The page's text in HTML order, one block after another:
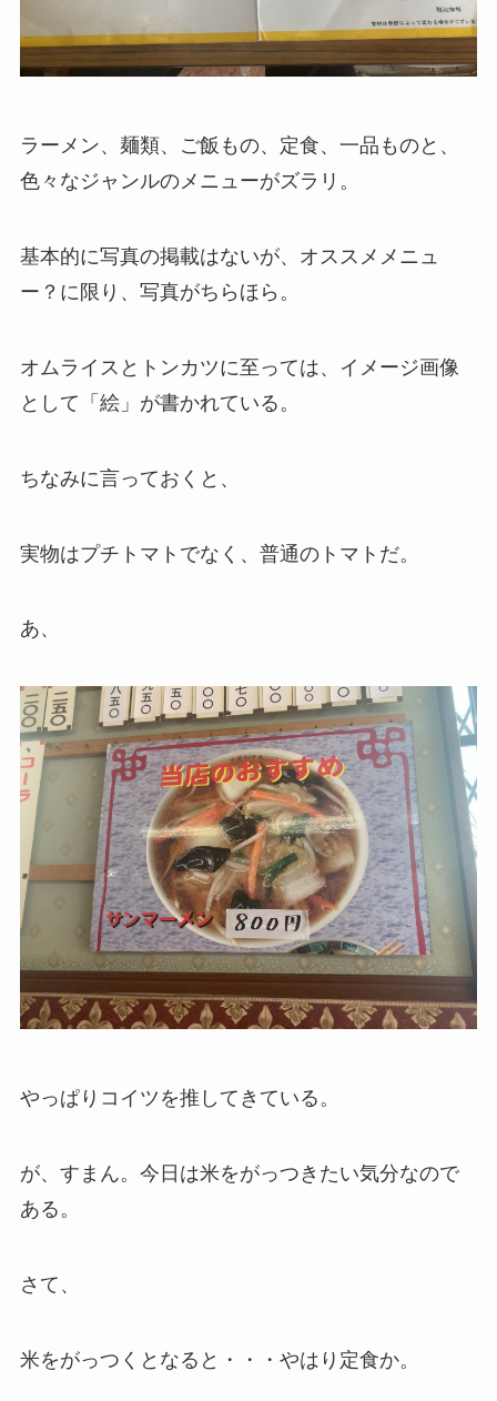
ラーメン、麺類、ご飯もの、定食、一品ものと、
色々なジャンルのメニューがズラリ。
基本的に写真の掲載はないが、オススメメニュ
ー？に限り、写真がちらほら。
オムライスとトンカツに至っては、イメージ画像
として「絵」が書かれている。
ちなみに言っておくと、
実物はプチトマトでなく、普通のトマトだ。
あ、
やっぱりコイツを推してきている。
が、すまん。今日は米をがっつきたい気分なので
ある。
さて、
米をがっつくとなると・・・やはり定食か。